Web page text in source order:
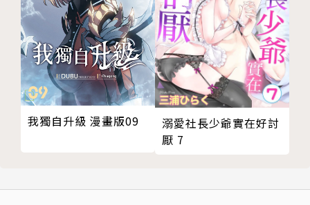
我獨自升級 漫畫版09
溺愛社長少爺實在好討
厭 7